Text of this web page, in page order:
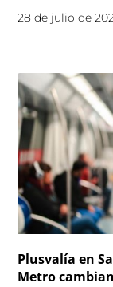
28 de julio de
Plusvalía en
Metro